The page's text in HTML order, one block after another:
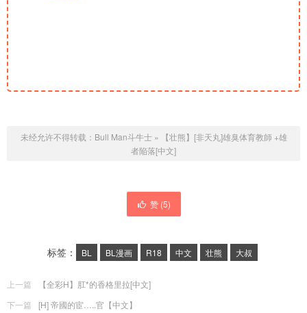
未经允许不得转载： Bull Man斗牛士»
【壮熊】[非天丸]雄臭体育教師 +雄
者陥落[中文]
赞 (5)
标签： BL BL漫画 R18 中文 壮熊 大叔
上一篇
【全彩H】肛*的香格里拉[中文]
下一篇
[H] 帝國的宦…..官【中文】